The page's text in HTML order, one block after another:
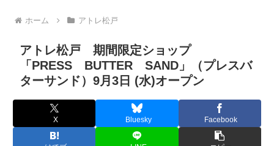
ホーム アトレ松戸
アトレ松戸 期間限定ショップ
「PRESS BUTTER SAND」（プレスバ
ターサンド）9月3日 (水)オープン
X Bluesky Facebook